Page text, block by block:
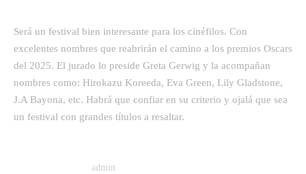
Será un festival bien interesante para los cinéfilos. Con
excelentes nombres que reabrirán el camino a los premios Oscars
del 2025. El jurado lo preside Greta Gerwig y la acompañan
nombres como: Hirokazu Koreeda, Eva Green, Lily Gladstone,
J.A Bayona, etc. Habrá que confiar en su criterio y ojalá que sea
un festival con grandes títulos a resaltar.
admin